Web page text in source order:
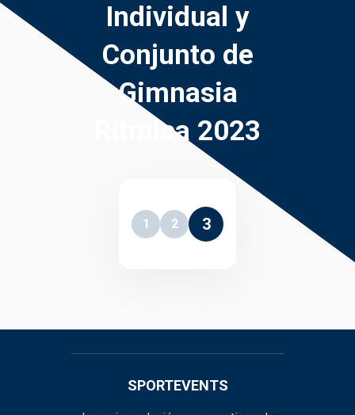
Individual y
Conjunto de
Gimnasia
Rítmica 2023
1 2 3
SPORTEVENTS